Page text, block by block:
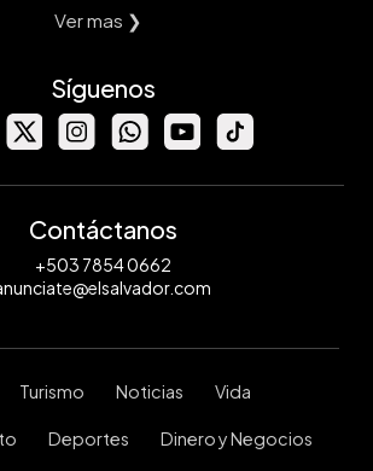
Ver mas ❯
Síguenos
Contáctanos
+503 7854 0662
Turismo Noticias Vida
Deportes Dinero y Negocios